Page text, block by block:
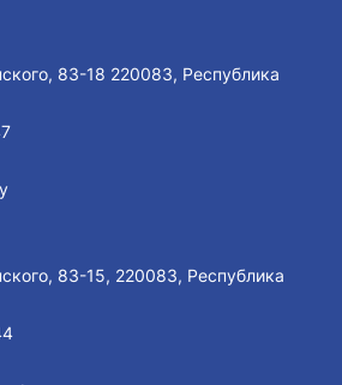
83-18 220083, Республика
83-15, 220083, Республика